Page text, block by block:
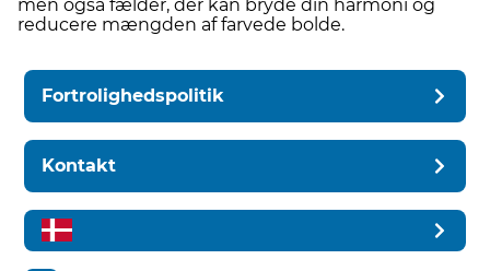
men også fælder, der kan bryde din harmoni og
reducere mængden af farvede bolde.
Fortrolighedspolitik
Kontakt